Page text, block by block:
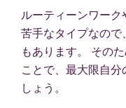
ルーティーンワー
苦手なタイプなの
もあります。 その
ことで、最大限自
しょう。